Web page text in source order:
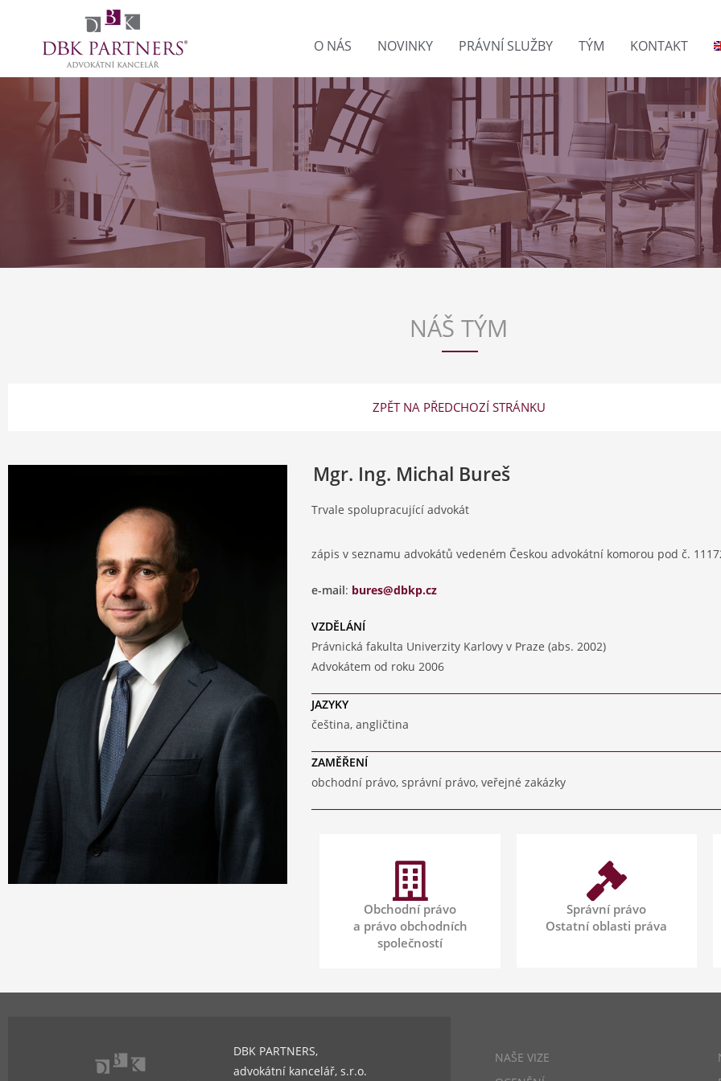
O NÁS NOVINKY PRÁVNÍ SLUŽBY TÝM KONTAKT
NÁŠ TÝM
ZPĚT NA PŘEDCHOZÍ STRÁNKU
Mgr. Ing. Michal Bureš
Trvale spolupracující advokát
zápis v seznamu advokátů vedeném Českou advokátní komorou pod č.
e-mail: bures@dbkp.cz
VZDĚLÁNÍ
Právnická fakulta Univerzity Karlovy v Praze (abs. 2002)
Advokátem od roku 2006
JAZYKY
čeština, angličtina
ZAMĚŘENÍ
obchodní právo, správní právo, veřejné zakázky
Obchodní právo
a právo obchodních
společností
Správní právo
Ostatní oblasti práva
DBK PARTNERS,
advokátní kancelář, s.r.o.
NAŠE VIZE